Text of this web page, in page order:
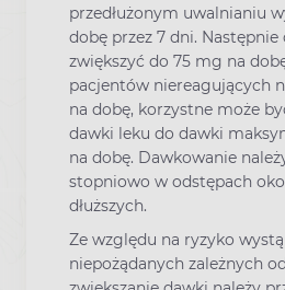
przedłużonym uwalnianiu
dobę przez 7 dni. Następnie
zwiększyć do 75 mg na
pacjentów niereagujących
na dobę, korzystne może
dawki leku do dawki
na dobę. Dawkowanie
stopniowo w odstępach
dłuższych.
Ze względu na ryzyko
niepożądanych zależnych